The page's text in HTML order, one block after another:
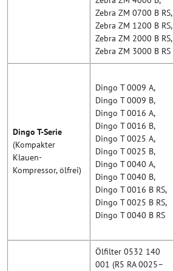
Zebra ZM 0700 B RS,
Zebra ZM 1200 B RS,
Zebra ZM 2000 B RS,
Zebra ZM 3000 B RS
Dingo T-Serie
(Kompakter
Klauen-
Kompressor, ölfrei)
Dingo T 0009 A,
Dingo T 0009 B,
Dingo T 0016 A,
Dingo T 0016 B,
Dingo T 0025 A,
Dingo T 0025 B,
Dingo T 0040 A,
Dingo T 0040 B,
Dingo T 0016 B RS,
Dingo T 0025 B RS,
Dingo T 0040 B RS
Ölfilter 0532 140
001 (R5 RA 0025–